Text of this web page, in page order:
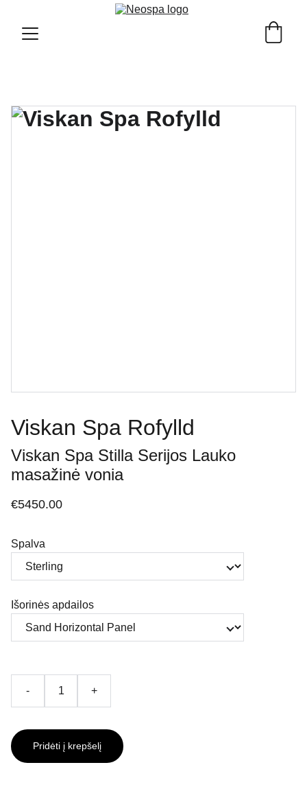
Viskan Spa Rofylld
Viskan Spa Stilla Serijos Lauko
masažinė vonia
€5450.00
Spalva
Išorinės apdailos
- +
Pridėti į krepšelį